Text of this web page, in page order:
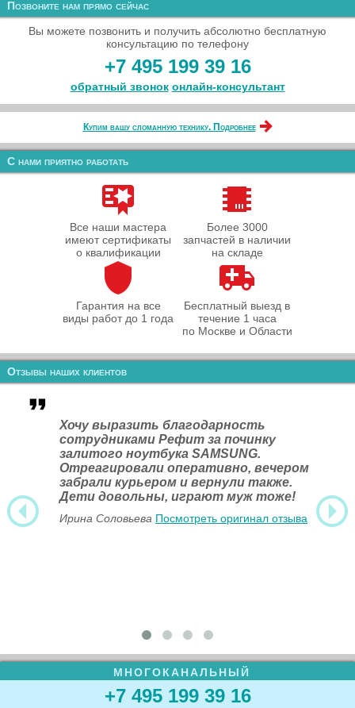
Позвоните нам прямо сейчас
Вы можете позвонить и получить абсолютно бесплатную
консультацию по телефону
+7 495 199 39 16
обратный звонок онлайн‑консультант
Купим вашу сломанную технику. Подробнее
С нами приятно работать
Все наши мастера
имеют сертификаты
о квалификации
Более 3000
запчастей в наличии
на складе
Гарантия на все
виды работ до 1 года
Бесплатный выезд в
течение 1 часа
по Москве и Области
Отзывы наших клиентов
Хочу выразить благодарность
сотрудниками Рефит за починку
залитого ноутбука SAMSUNG.
Отреагировали оперативно, вечером
забрали курьером и вернули также.
Дети довольны, играют муж тоже!
Ирина Соловьева Посмотреть оригинал отзыва
МНОГОКАНАЛЬНЫЙ
+7 495 199 39 16